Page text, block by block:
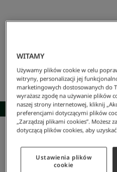
Męskie buty treningowe
NAJNIŻSZA CENA Z 30 DNI:
WITAMY
Używamy plików cookie w celu
witryny, personalizacji jej
marketingowych dostosowanych do
wyrażasz zgodę na używanie plików
naszej strony internetowej, kliknij
preferencjami dotyczącymi plików
„Zarządzaj plikami cookies”. Możesz
dotyczącą plików cookies, aby
Ustawienia plików
cookie